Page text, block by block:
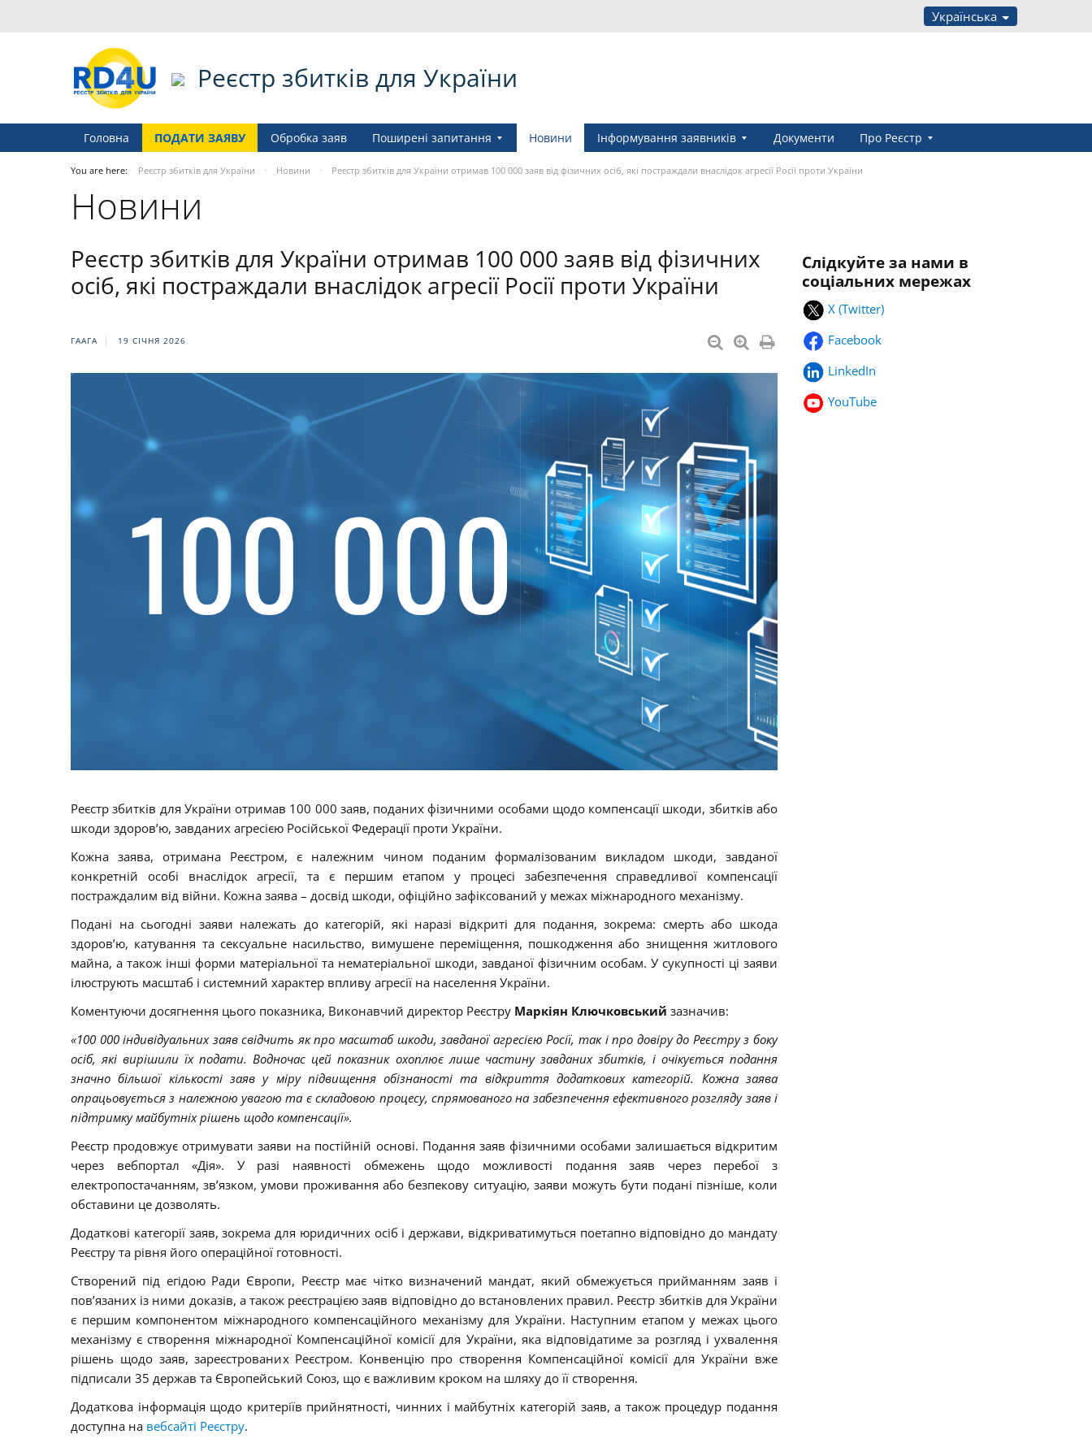
Українська
Реєстр збитків для України
Головна ПОДАТИ ЗАЯВУ Обробка заяв Поширені запитання Новини Інформування заявників Документи Про Реєстр
You are here: Реєстр збитків для України Новини Реєстр збитків для України отримав 100 000 заяв від фізичних осіб, які постраждали внаслідок агресії Росії проти України
Новини
Реєстр збитків для України отримав 100 000 заяв від фізичних
осіб, які постраждали внаслідок агресії Росії проти України
ГААГА 19 СІЧНЯ 2026
Реєстр збитків для України отримав 100 000 заяв, поданих фізичними особами щодо компенсації шкоди, збитків або
шкоди здоров’ю, завданих агресією Російської Федерації проти України.
Кожна заява, отримана Реєстром, є належним чином поданим формалізованим викладом шкоди, завданої
конкретній особі внаслідок агресії, та є першим етапом у процесі забезпечення справедливої компенсації
постраждалим від війни. Кожна заява – досвід шкоди, офіційно зафіксований у межах міжнародного механізму.
Подані на сьогодні заяви належать до категорій, які наразі відкриті для подання, зокрема: смерть або шкода
здоров’ю, катування та сексуальне насильство, вимушене переміщення, пошкодження або знищення житлового
майна, а також інші форми матеріальної та нематеріальної шкоди, завданої фізичним особам. У сукупності ці заяви
ілюструють масштаб і системний характер впливу агресії на населення України.
Коментуючи досягнення цього показника, Виконавчий директор Реєстру Маркіян Ключковський зазначив:
«100 000 індивідуальних заяв свідчить як про масштаб шкоди, завданої агресією Росії, так і про довіру до Реєстру з боку
осіб, які вирішили їх подати. Водночас цей показник охоплює лише частину завданих збитків, і очікується подання
значно більшої кількості заяв у міру підвищення обізнаності та відкриття додаткових категорій. Кожна заява
опрацьовується з належною увагою та є складовою процесу, спрямованого на забезпечення ефективного розгляду заяв і
підтримку майбутніх рішень щодо компенсації».
Реєстр продовжує отримувати заяви на постійній основі. Подання заяв фізичними особами залишається відкритим
через вебпортал «Дія». У разі наявності обмежень щодо можливості подання заяв через перебої з
електропостачанням, зв’язком, умови проживання або безпекову ситуацію, заяви можуть бути подані пізніше, коли
обставини це дозволять.
Додаткові категорії заяв, зокрема для юридичних осіб і держави, відкриватимуться поетапно відповідно до мандату
Реєстру та рівня його операційної готовності.
Створений під егідою Ради Європи, Реєстр має чітко визначений мандат, який обмежується прийманням заяв і
пов’язаних із ними доказів, а також реєстрацією заяв відповідно до встановлених правил. Реєстр збитків для України
є першим компонентом міжнародного компенсаційного механізму для України. Наступним етапом у межах цього
механізму є створення міжнародної Компенсаційної комісії для України, яка відповідатиме за розгляд і ухвалення
рішень щодо заяв, зареєстрованих Реєстром. Конвенцію про створення Компенсаційної комісії для України вже
підписали 35 держав та Європейський Союз, що є важливим кроком на шляху до її створення.
Додаткова інформація щодо критеріїв прийнятності, чинних і майбутніх категорій заяв, а також процедур подання
доступна на вебсайті Реєстру.
Слідкуйте за нами в
соціальних мережах
X (Twitter)
Facebook
LinkedIn
YouTube